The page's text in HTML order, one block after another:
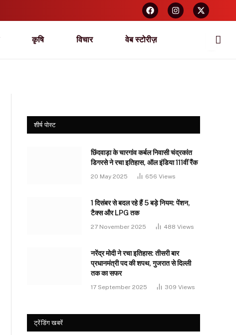
कृषि विचार वेब स्टोरीज़
शीर्ष पोस्ट
छिंदवाड़ा के चारगांव कर्बल निवासी चंद्रकांत
डिगरसे ने रचा इतिहास, ऑल इंडिया 111वीं रैंक
20 May 2025 656 Views
1 दिसंबर से बदल रहे हैं 5 बड़े नियम: पेंशन,
टैक्स और LPG तक
27 November 2025 488 Views
नरेंद्र मोदी ने रचा इतिहास: तीसरी बार
प्रधानमंत्री पद की शपथ, गुजरात से दिल्ली
तक का सफर
17 September 2025 309 Views
ट्रेंडिंग खबरें